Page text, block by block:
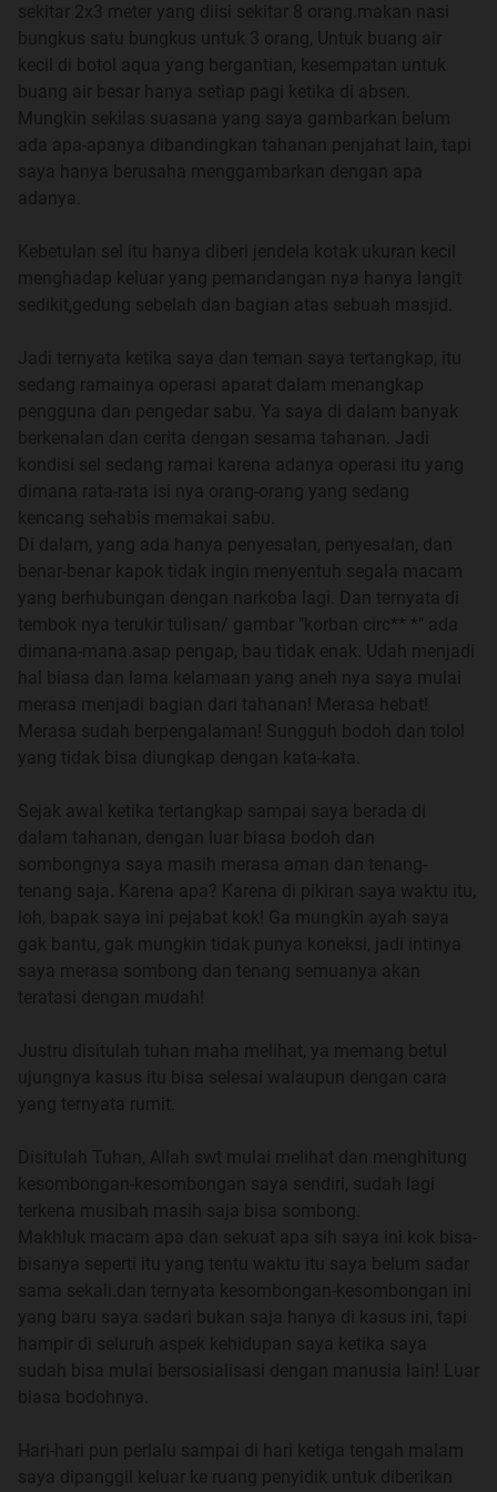
percaya betul dengan berbagi kebaikan sesama manusia,
sekecil apapun itu, akan bermanfaan untuk diri saya
sendiri dan orang lain kedepan nya.
Cerita atau kisah saya ini berlaku untuk orang yang
beragama, apapun agama nya, selama dia masih
mempercayai ada sesuatu yang menciptakan diri nya
diluar akal manusia, jadi untuk atheis/yang tidak percaya
beranggapan ini adalah
takhayul,dongeng,argumen/doktrin penyebar agama lain.
sendiri,murni niat untuk berbagi,tidak ada paksaan dari
pihak manapun, dan saya akan tulis cerita ini seobjektif
mungkin tanpa ditambahi atau dikurangi.
Untuk cerita ini,akan saya buat perbagian, yang dimana
saya menulis nya secara langsung tanpa waktu untuk
mengubah cerita,jadi saya tulis secara ekspresif
runtututan cerita saya mulai dari masa kecil saya sampai
sekarang, yang nantinya akan sampai pada bagian-bagian
inti dari yang ingin saya sampaikan..
Quote:
Original Posted By grepe.lovers ►
INDEKS
Part 1- Prologue
Part 2- Masa Kecil dan Latar Belakang
Part 3- Awal Perjalanan
Part 4- Keselamatan Pertama (1)
Part 5- Keselamatan Pertama (2)
Part 6- Keselamatan Pertama (3)
Part 7- Keselamatan Pertama (4)
Part 9- Kehilangan Pertama (1)
Part 10- Kehilangan Pertama (2)
Part 11- Keselamatan Pertama (lagi)
Part 13- Kehilangan Kedua (2)
Part 14- Kehilangan Ketiga (1)
Part 15- Kehilangan Ketiga (2)
Part 16- Kehilangan Keempat
Part 17- Kehilangan Kelima
Part 18- Kehilangan Kelima(2)
Part 19- Titik pertama
sekitar 2x3 meter yang diisi sekitar 8 orang.makan nasi
bungkus satu bungkus untuk 3 orang, Untuk buang air
kecil di botol aqua yang bergantian, kesempatan untuk
buang air besar hanya setiap pagi ketika di absen.
Mungkin sekilas suasana yang saya gambarkan belum
ada apa-apanya dibandingkan tahanan penjahat lain, tapi
saya hanya berusaha menggambarkan dengan apa
adanya.
Kebetulan sel itu hanya diberi jendela kotak ukuran kecil
menghadap keluar yang pemandangan nya hanya langit
sedikit,gedung sebelah dan bagian atas sebuah masjid.
Jadi ternyata ketika saya dan teman saya tertangkap, itu
sedang ramainya operasi aparat dalam menangkap
pengguna dan pengedar sabu. Ya saya di dalam banyak
berkenalan dan cerita dengan sesama tahanan. Jadi
kondisi sel sedang ramai karena adanya operasi itu yang
dimana rata-rata isi nya orang-orang yang sedang
kencang sehabis memakai sabu.
Di dalam, yang ada hanya penyesalan, penyesalan, dan
benar-benar kapok tidak ingin menyentuh segala macam
yang berhubungan dengan narkoba lagi. Dan ternyata di
tembok nya terukir tulisan/ gambar "korban circ** *" ada
dimana-mana.asap pengap, bau tidak enak. Udah menjadi
hal biasa dan lama kelamaan yang aneh nya saya mulai
merasa menjadi bagian dari tahanan! Merasa hebat!
Merasa sudah berpengalaman! Sungguh bodoh dan tolol
yang tidak bisa diungkap dengan kata-kata.
Sejak awal ketika tertangkap sampai saya berada di
dalam tahanan, dengan luar biasa bodoh dan
sombongnya saya masih merasa aman dan tenang-
tenang saja. Karena apa? Karena di pikiran saya waktu itu,
loh, bapak saya ini pejabat kok! Ga mungkin ayah saya
gak bantu, gak mungkin tidak punya koneksi, jadi intinya
saya merasa sombong dan tenang semuanya akan
teratasi dengan mudah!
Justru disitulah tuhan maha melihat, ya memang betul
ujungnya kasus itu bisa selesai walaupun dengan cara
yang ternyata rumit.
Disitulah Tuhan, Allah swt mulai melihat dan menghitung
kesombongan-kesombongan saya sendiri, sudah lagi
terkena musibah masih saja bisa sombong.
Makhluk macam apa dan sekuat apa sih saya ini kok bisa-
bisanya seperti itu yang tentu waktu itu saya belum sadar
sama sekali.dan ternyata kesombongan-kesombongan ini
yang baru saya sadari bukan saja hanya di kasus ini, tapi
hampir di seluruh aspek kehidupan saya ketika saya
sudah bisa mulai bersosialisasi dengan manusia lain! Luar
biasa bodohnya.
Hari-hari pun perlalu sampai di hari ketiga tengah malam
saya dipanggil keluar ke ruang penyidik untuk diberikan